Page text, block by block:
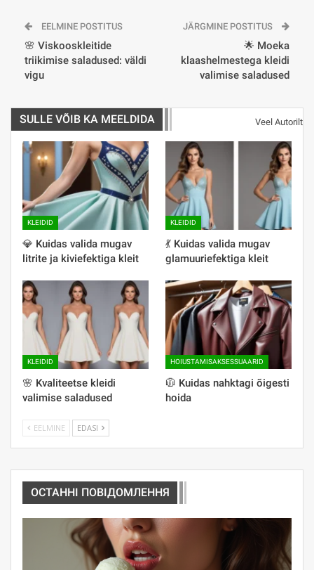
EELMINE POSTITUS
🌸 Viskooskleitide
triikimise saladused: väldi
vigu
JÄRGMINE POSTITUS
🌟 Moeka
klaashelmestega kleidi
valimise saladused
SULLE VÕIB KA MEELDIDA Veel Autorilt
KLEIDID
💎 Kuidas valida mugav
litrite ja kiviefektiga kleit
KLEIDID
💃 Kuidas valida mugav
glamuuriefektiga kleit
KLEIDID
🌸 Kvaliteetse kleidi
valimise saladused
HOIUSTAMISAKSESSUAARID
🧥 Kuidas nahktagi õigesti
hoida
EELMINE EDASI
ОСТАННІ ПОВІДОМЛЕННЯ